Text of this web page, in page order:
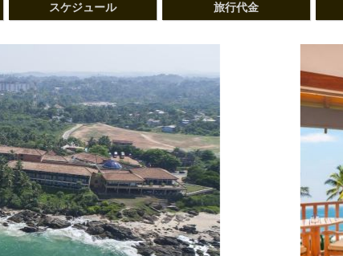
スケジュール 旅行代金